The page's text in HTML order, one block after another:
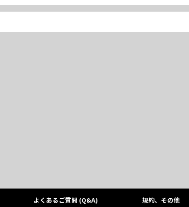
よくあるご質問 (Q&A) 規約、その他